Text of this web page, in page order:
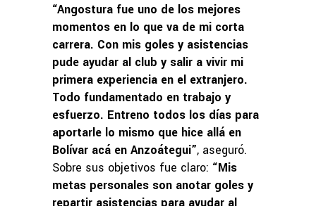
“Angostura fue uno de los mejores
momentos en lo que va de mi corta
carrera. Con mis goles y asistencias
pude ayudar al club y salir a vivir mi
primera experiencia en el extranjero.
Todo fundamentado en trabajo y
esfuerzo. Entreno todos los días para
aportarle lo mismo que hice allá en
Bolívar acá en Anzoátegui”, aseguró.
Sobre sus objetivos fue claro: “Mis
metas personales son anotar goles y
repartir asistencias para ayudar al